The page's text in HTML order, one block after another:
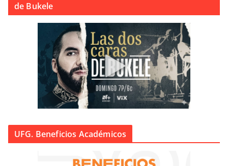
de Bukele
UFG. Beneficios Académicos